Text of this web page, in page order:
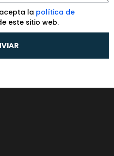
la política de
este sitio web.